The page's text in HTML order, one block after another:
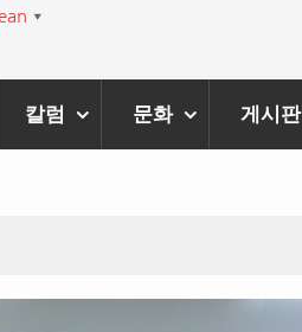
▼
칼럼 문화 게시판